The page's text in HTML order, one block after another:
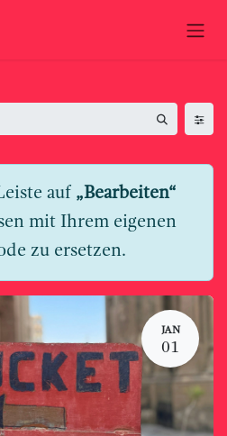
auf „Bearbeiten“
mit Ihrem eigenen
zu ersetzen.
JAN
01